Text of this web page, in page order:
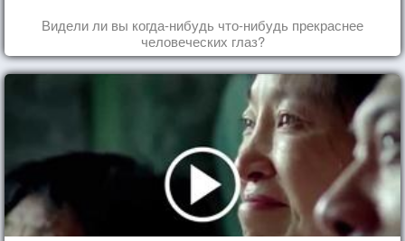
Видели ли вы когда-нибудь что-нибудь прекраснее
человеческих глаз?